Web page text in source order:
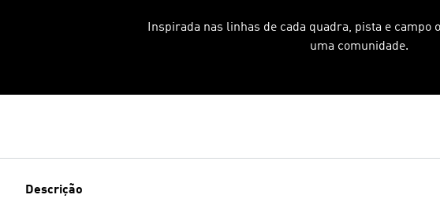
Inspirada nas linhas de cada quadra, pista e campo
uma comunidade.
Descrição